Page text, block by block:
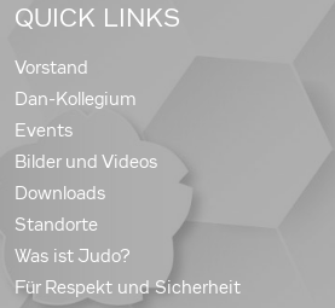
QUICK LINKS
Vorstand
Dan-Kollegium
Events
Bilder und Videos
Downloads
Standorte
Was ist Judo?
Für Respekt und Sicherheit